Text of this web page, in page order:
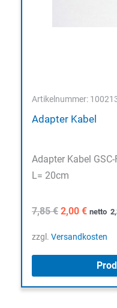
Artikelnummer:
Adapter Kabel
Adapter Kabel
L= 20cm
7,85€
war:
2,00 €
ist:
netto
zzgl. Versandkosten